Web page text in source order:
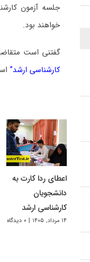
جلسه آزمون
خواهند بود.
گفتنی است
کارشناسی ارشد”
اعطای ردا کارت به
دانشجویان
کارشناسی ارشد
۱۴ مرداد, ۱۴۰۵ | ۰ دیدگاه